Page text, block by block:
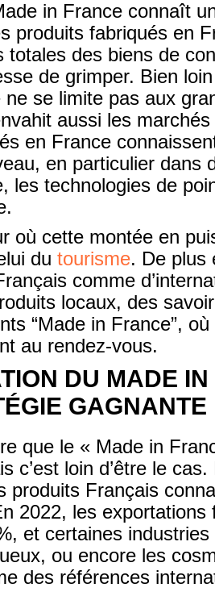
in France connaît
produits fabriqués en
totales des biens de
de grimper. Bien
ne se limite pas aux
aussi les
en France
en particulier dans
les technologies de
où cette montée en
du tourisme. De plus
comme
locaux, des
“Made in France”, où
au rendez-vous.
DU MADE
GAGNANTE
que le « Made in
c’est loin d’être le
produits Français
2022, les exportations
et certaines
ou encore les
des références